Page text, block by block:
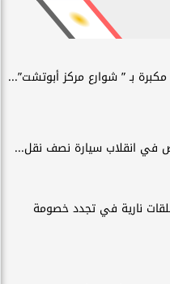
بـ ” شوارع مركز أبوتشت”...
نارية في تجدد خصومة